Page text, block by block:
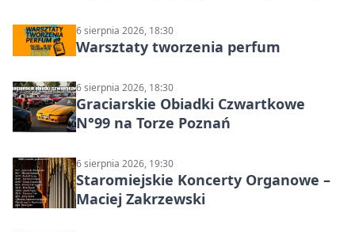
6 sierpnia 2026, 18:30
Warsztaty tworzenia perfum
6 sierpnia 2026, 18:30
Graciarskie Obiadki Czwartkowe
N°99 na Torze Poznań
6 sierpnia 2026, 19:30
Staromiejskie Koncerty Organowe –
Maciej Zakrzewski